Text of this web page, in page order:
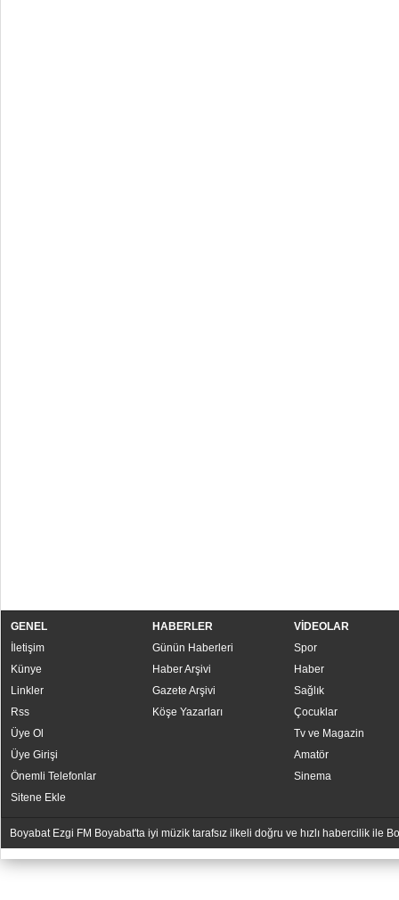
GENEL
İletişim
Künye
Linkler
Rss
Üye Ol
Üye Girişi
Önemli Telefonlar
Sitene Ekle
HABERLER
Günün Haberleri
Haber Arşivi
Gazete Arşivi
Köşe Yazarları
VİDEOLAR
Spor
Haber
Sağlık
Çocuklar
Tv ve Magazin
Amatör
Sinema
Boyabat Ezgi FM Boyabat'ta iyi müzik tarafsız ilkeli doğru ve hızlı habercilik ile